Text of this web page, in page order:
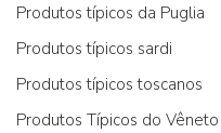
Produtos típicos da Puglia
Produtos típicos sardi
Produtos típicos toscanos
Produtos Típicos do Vêneto